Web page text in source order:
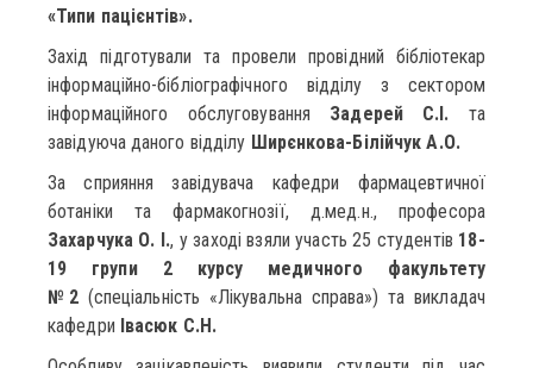
«Типи пацієнтів».
Захід підготували та провели провідний бібліотекар
інформаційно-бібліографічного відділу з сектором
інформаційного обслуговування Задерей С.І. та
завідуюча даного відділу Ширєнкова-Білійчук А.О.
За сприяння завідувача кафедри фармацевтичної
ботаніки та фармакогнозії, д.мед.н., професора
Захарчука О. І., у заході взяли участь 25 студентів 18-
19 групи 2 курсу медичного факультету
№2(спеціальність «Лікувальна справа») та викладач
кафедри Івасюк С.Н.